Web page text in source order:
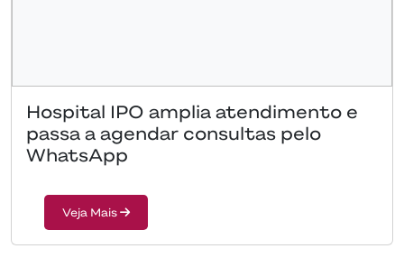
Hospital IPO amplia atendimento e
passa a agendar consultas pelo
WhatsApp
Veja Mais